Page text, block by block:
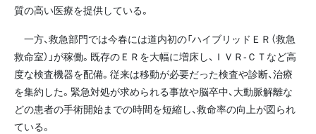
質の高い医療を提供している。
一方、救急部門では今春には道内初の「ハイブリッドＥＲ（救急
救命室）」が稼働。既存のＥＲを大幅に増床し、ＩＶＲ‐ＣＴなど高
度な検査機器を配備。従来は移動が必要だった検査や診断、治療
を集約した。緊急対処が求められる事故や脳卒中、大動脈解離な
どの患者の手術開始までの時間を短縮し、救命率の向上が図られ
ている。